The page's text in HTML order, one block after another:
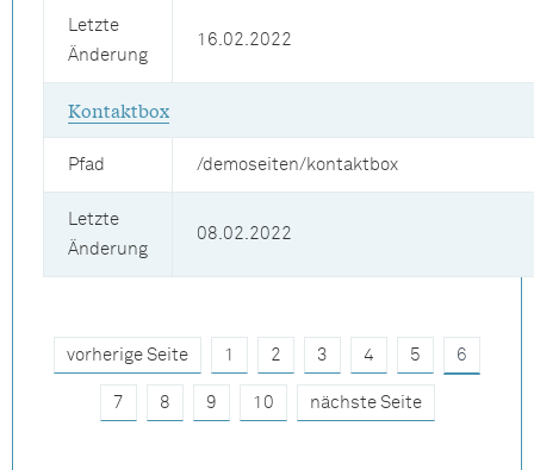
Letzte
Änderung
16.02.2022
Kontaktbox
Pfad /demoseiten/kontaktbox
Letzte
Änderung
08.02.2022
vorherige Seite 1 2 3 4 5 6
7 8 9 10 nächste Seite